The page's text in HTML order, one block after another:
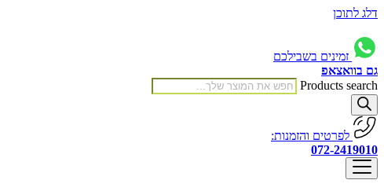
דלג לתוכן
זמינים בשבילכם
גם בוואצאפ
Products search
לפרטים והזמנות:
072-2419010